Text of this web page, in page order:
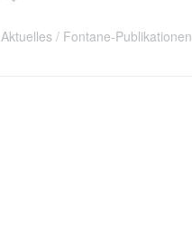
Aktuelles Fontane-Publikationen